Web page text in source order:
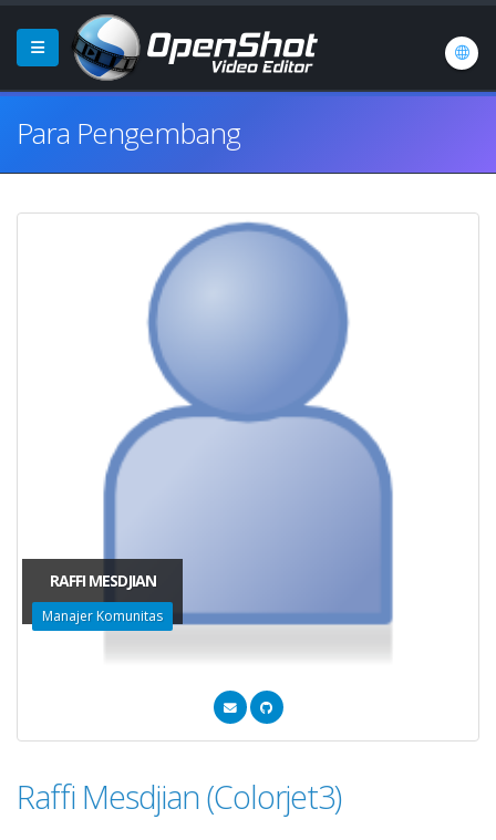
Para Pengembang
RAFFI MESDJIAN
Manajer Komunitas
Raffi Mesdjian (Colorjet3)